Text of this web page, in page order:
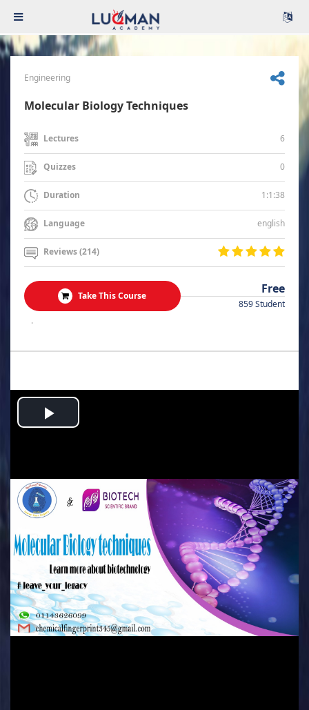
Engineering
Molecular Biology Techniques
Lectures 6
Quizzes 0
Duration 1:1:38
Language english
Reviews (214)
Take This Course Free
859 Student
.
Play